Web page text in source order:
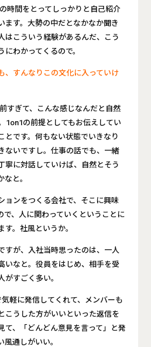
時間をとってしっかりと自己紹介
ます。大勢の中だとなかなか聞き
はこういう経験があるんだ、こう
わかってくるので。
、すんなりこの文化に入っていけ
すぎて、こんな感じなんだと自然
1on1の前提としてもお伝えしてい
とです。何もない状態でいきなり
ないですし。仕事の話でも、一緒
寧に対話していけば、自然とそう
と。
ョンをつくる会社で、そこに興味
で、人に関わっていくということに
。社風というか。
すが、入社当時思ったのは、一人
いなと。役員をはじめ、相手を受
がすごく多い。
軽に発信してくれて、メンバーも
こうした方がいいといった返信を
て、「どんどん意見を言って」と発
通しがいい。